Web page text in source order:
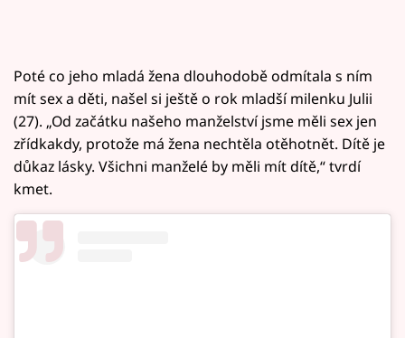
Poté co jeho mladá žena dlouhodobě odmítala s ním
mít sex a děti, našel si ještě o rok mladší milenku Julii
(27). „Od začátku našeho manželství jsme měli sex jen
zřídkakdy, protože má žena nechtěla otěhotnět. Dítě je
důkaz lásky. Všichni manželé by měli mít dítě,“ tvrdí
kmet.